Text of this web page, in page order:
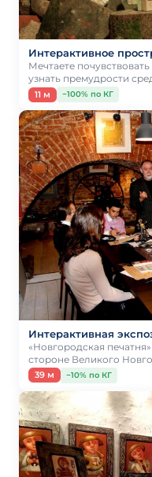
Интерактивное
Мечтаете
узнать премудрости
11 м −100% по КГ
Интерактивная
«Новгородская
стороне Великого
39 м −10% по КГ